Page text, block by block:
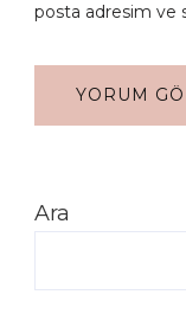
posta adresim ve
Ara